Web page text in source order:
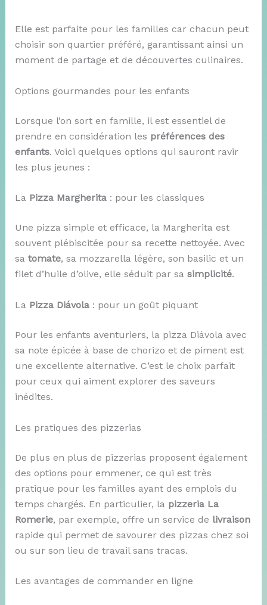
Elle est parfaite pour les familles car chacun peut
choisir son quartier préféré, garantissant ainsi un
moment de partage et de découvertes culinaires.
Options gourmandes pour les enfants
Lorsque l’on sort en famille, il est essentiel de
prendre en considération les préférences des
enfants. Voici quelques options qui sauront ravir
les plus jeunes :
La Pizza Margherita: pour les classiques
Une pizza simple et efficace, la Margherita est
souvent plébiscitée pour sa recette nettoyée. Avec
sa tomate, sa mozzarella légère, son basilic et un
filet d’huile d’olive, elle séduit par sa simplicité.
La Pizza Diávola: pour un goût piquant
Pour les enfants aventuriers, la pizza Diávola avec
sa note épicée à base de chorizo et de piment est
une excellente alternative. C’est le choix parfait
pour ceux qui aiment explorer des saveurs
inédites.
Les pratiques des pizzerias
De plus en plus de pizzerias proposent également
des options pour emmener, ce qui est très
pratique pour les familles ayant des emplois du
temps chargés. En particulier, la pizzeria La
Romerie, par exemple, offre un service de livraison
rapide qui permet de savourer des pizzas chez soi
ou sur son lieu de travail sans tracas.
Les avantages de commander en ligne